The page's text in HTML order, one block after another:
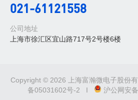
021-61121558
公司地址
上海市徐汇区宜山路717号2号楼6楼
Copyright © 2026 上海富瀚微电子股份
备05031602号-2 I 沪公网安